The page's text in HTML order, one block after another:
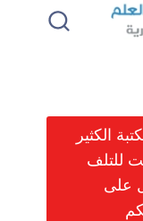
الكثير
للتلف
على